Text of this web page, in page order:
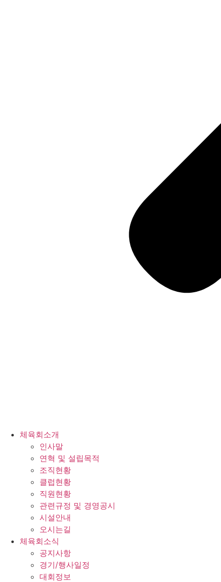
체육회소개
인사말
연혁 및 설립목적
조직현황
클럽현황
직원현황
관련규정 및 경영공시
시설안내
오시는길
체육회소식
공지사항
경기/행사일정
대회정보